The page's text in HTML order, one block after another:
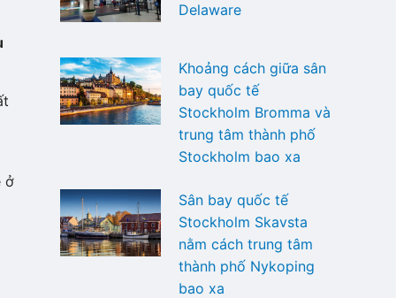
ở
Delaware
Khoảng cách giữa sân
bay quốc tế
Stockholm Bromma và
trung tâm thành phố
Stockholm bao xa
Sân bay quốc tế
Stockholm Skavsta
nằm cách trung tâm
thành phố Nykoping
bao xa